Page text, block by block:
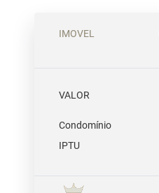
IMOVEL
VALOR
Condomínio
IPTU